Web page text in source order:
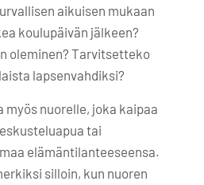
aikuisen mukaan
koulupäivän jälkeen?
oleminen? Tarvitsetteko
lapsenvahdiksi?
nuorelle, joka kaipaa
tai
elämäntilanteeseensa.
silloin, kun nuoren